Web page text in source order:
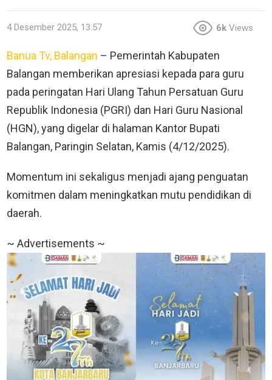
4 Desember 2025, 13:57 6k Views
Banua Tv, Balangan – Pemerintah Kabupaten
Balangan memberikan apresiasi kepada para guru
pada peringatan Hari Ulang Tahun Persatuan Guru
Republik Indonesia (PGRI) dan Hari Guru Nasional
(HGN), yang digelar di halaman Kantor Bupati
Balangan, Paringin Selatan, Kamis (4/12/2025).
Momentum ini sekaligus menjadi ajang penguatan
komitmen dalam meningkatkan mutu pendidikan di
daerah.
~ Advertisements ~